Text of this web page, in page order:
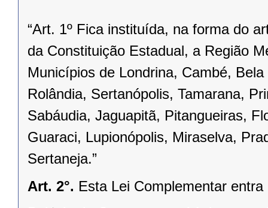
“Art. 1º Fica instituída, na forma do
da Constituição Estadual, a Região
Municípios de Londrina, Cambé,
Rolândia, Sertanópolis, Tamarana,
Sabáudia, Jaguapitã, Pitangueiras,
Guaraci, Lupionópolis, Miraselva,
Sertaneja.”
Art. 2°. Esta Lei Complementar